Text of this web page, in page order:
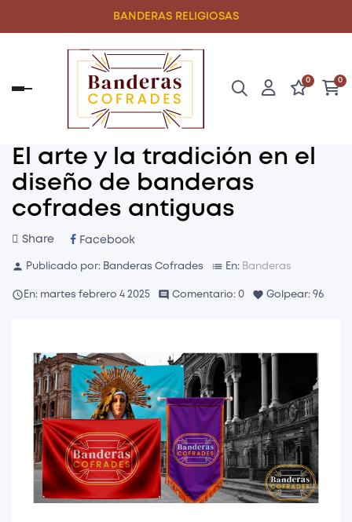
BANDERAS RELIGIOSAS
Navegación
palanca
0 0
El arte y la tradición en el
diseño de banderas
cofrades antiguas
Share Facebook
person Publicado por: Banderas Cofrades list En: Banderas
 En: martes febrero 4 2025 comment Comentario: 0 favorite Golpear: 96